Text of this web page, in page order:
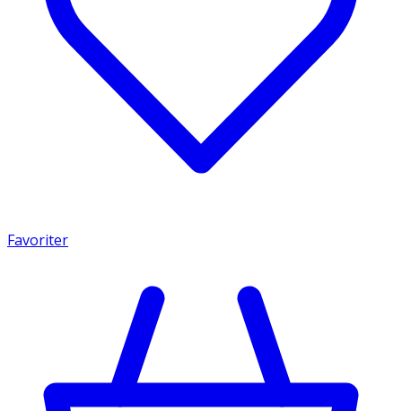
Favoriter